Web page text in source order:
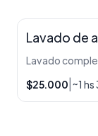
Lavado de
$25.000 ~1